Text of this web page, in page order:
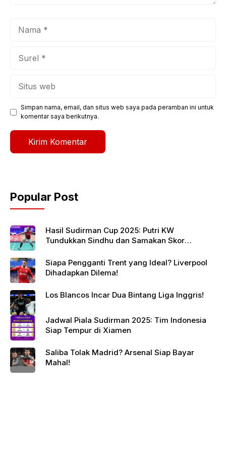
Simpan nama, email, dan situs web saya pada peramban ini untuk
komentar saya berikutnya.
Popular Post
Hasil Sudirman Cup 2025: Putri KW
Tundukkan Sindhu dan Samakan Skor
Siapa Pengganti Trent yang Ideal? Liverpool
Dihadapkan Dilema!
Los Blancos Incar Dua Bintang Liga Inggris!
Jadwal Piala Sudirman 2025: Tim Indonesia
Siap Tempur di Xiamen
Saliba Tolak Madrid? Arsenal Siap Bayar
Mahal!